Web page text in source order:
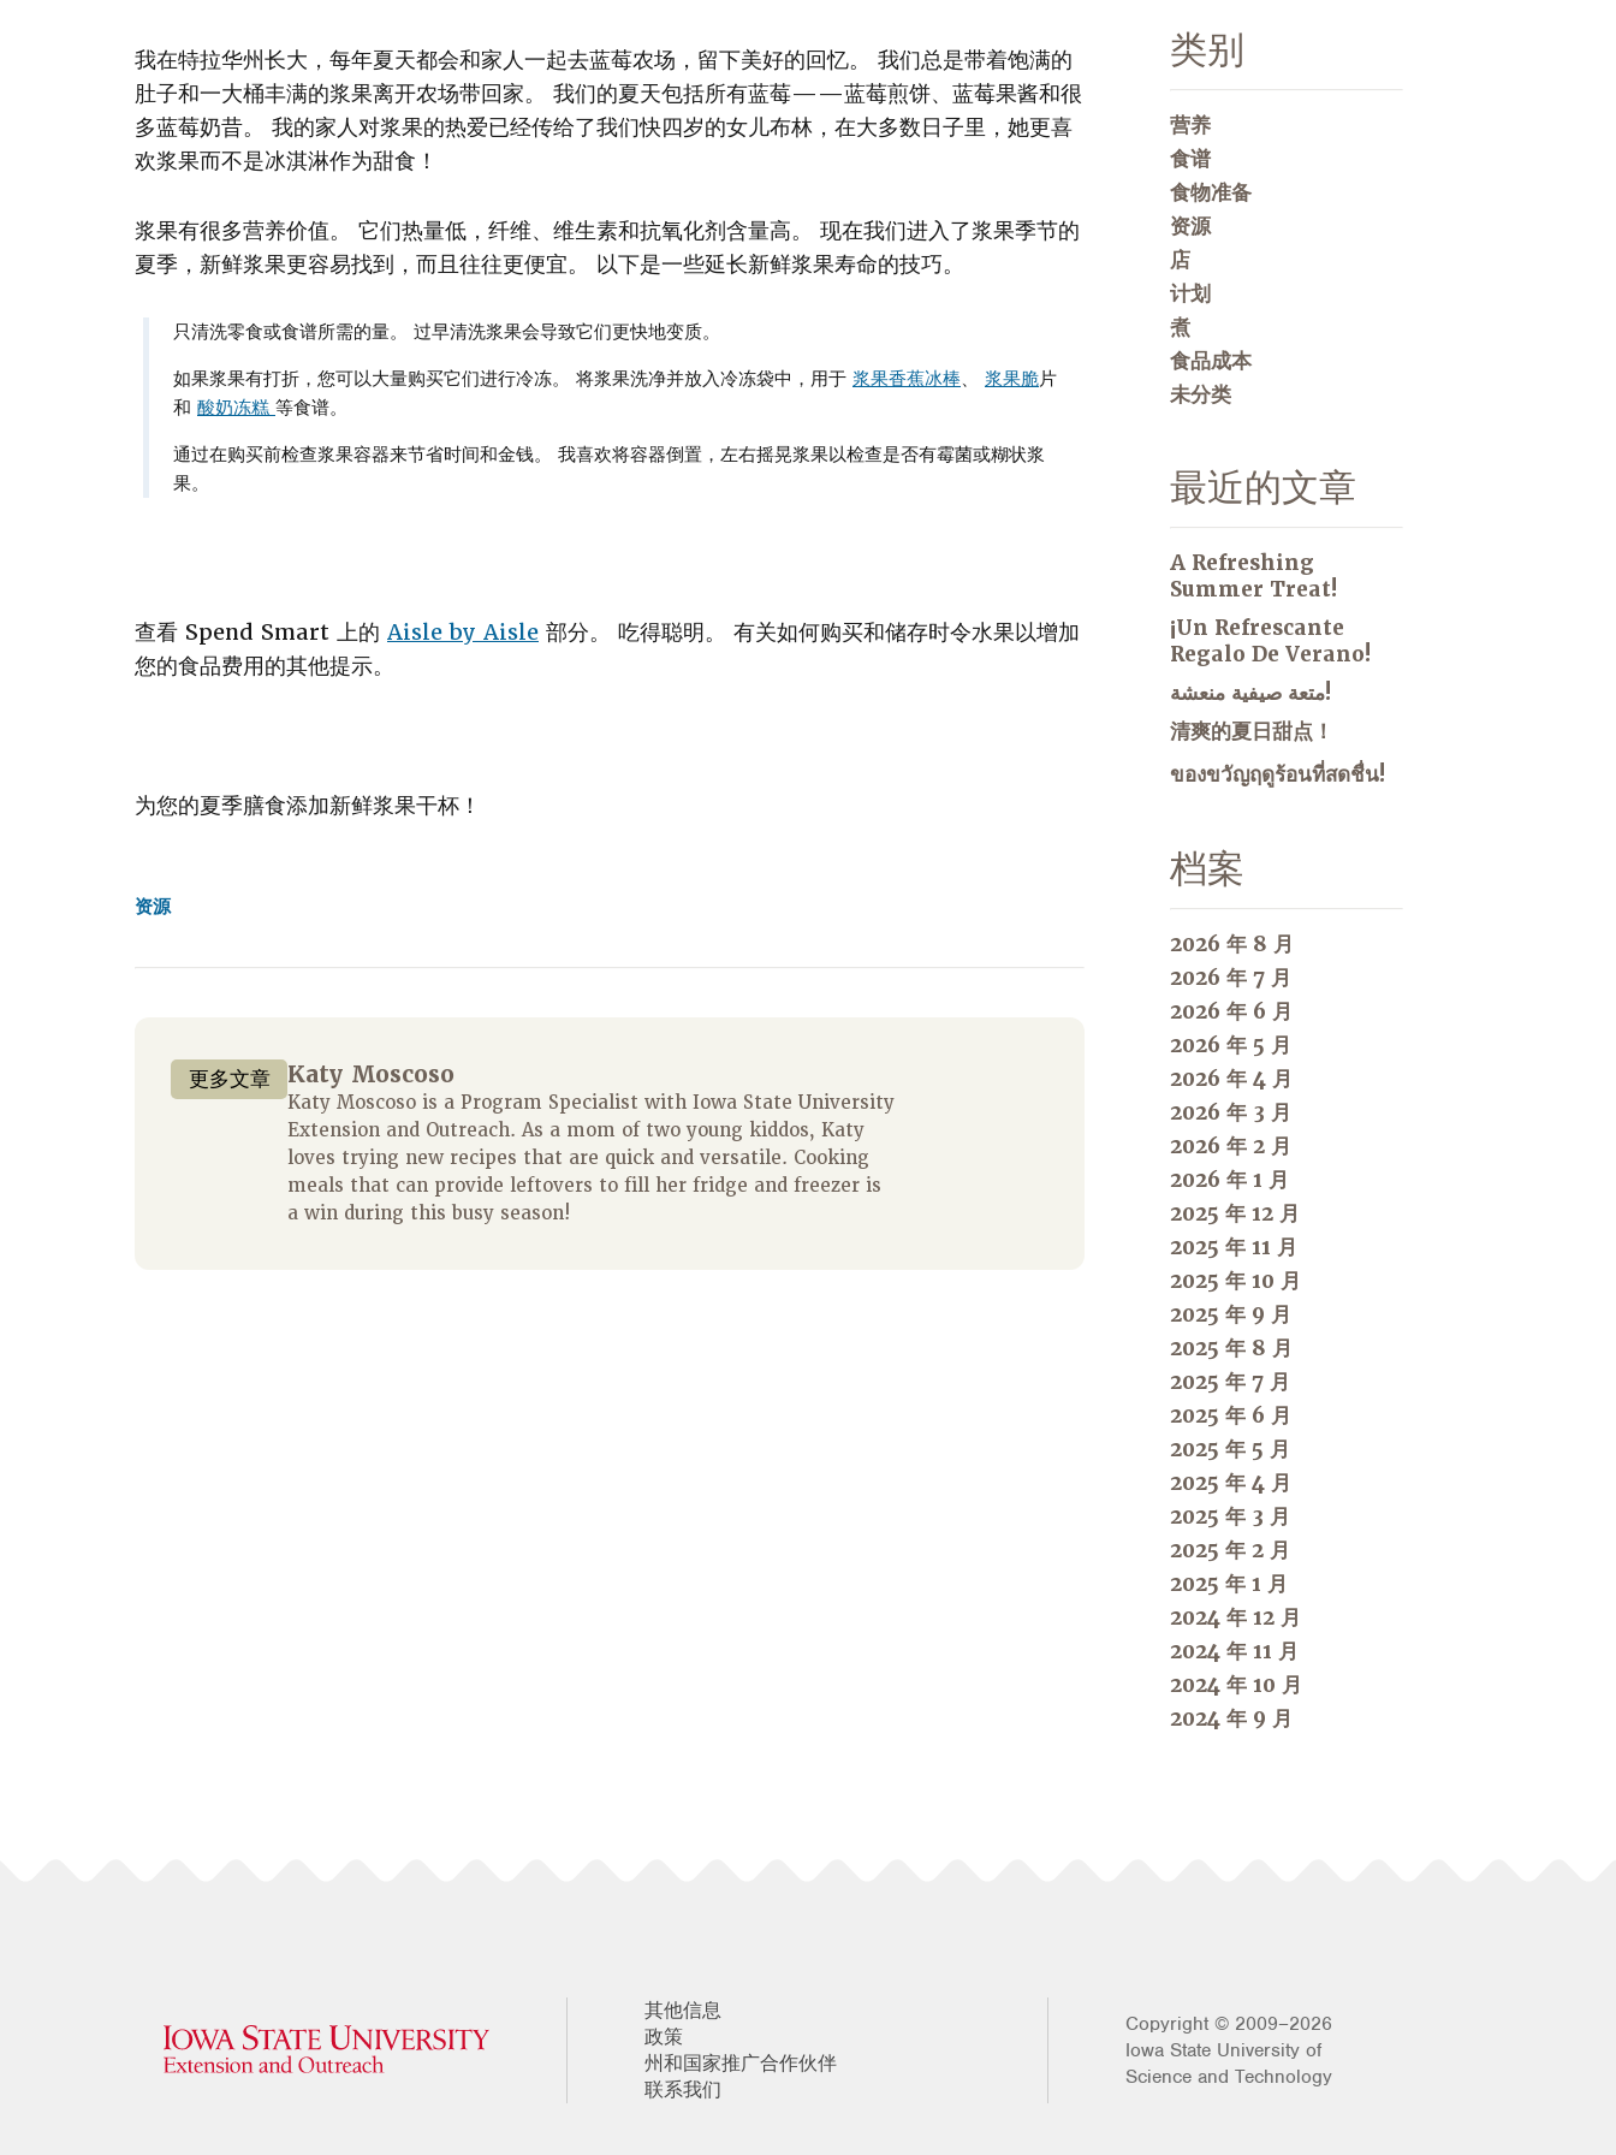
我在特拉华州长大，每年夏天都会和家人一起去蓝莓农场，留下美好的回忆。 我们总是带着饱满的
肚子和一大桶丰满的浆果离开农场带回家。 我们的夏天包括所有蓝莓——蓝莓煎饼、蓝莓果酱和很
多蓝莓奶昔。 我的家人对浆果的热爱已经传给了我们快四岁的女儿布林，在大多数日子里，她更喜
欢浆果而不是冰淇淋作为甜食！
浆果有很多营养价值。 它们热量低，纤维、维生素和抗氧化剂含量高。 现在我们进入了浆果季节的
夏季，新鲜浆果更容易找到，而且往往更便宜。 以下是一些延长新鲜浆果寿命的技巧。
只清洗零食或食谱所需的量。 过早清洗浆果会导致它们更快地变质。
如果浆果有打折，您可以大量购买它们进行冷冻。 将浆果洗净并放入冷冻袋中，用于 浆果香蕉冰棒、 浆果脆片
和 酸奶冻糕 等食谱。
通过在购买前检查浆果容器来节省时间和金钱。 我喜欢将容器倒置，左右摇晃浆果以检查是否有霉菌或糊状浆
果。
查看 Spend Smart 上的 Aisle by Aisle 部分。 吃得聪明。 有关如何购买和储存时令水果以增加
您的食品费用的其他提示。
为您的夏季膳食添加新鲜浆果干杯！
资源
更多文章 Katy Moscoso
Katy Moscoso is a Program Specialist with Iowa State University
Extension and Outreach. As a mom of two young kiddos, Katy
loves trying new recipes that are quick and versatile. Cooking
meals that can provide leftovers to fill her fridge and freezer is
a win during this busy season!
类别
营养
食谱
食物准备
资源
店
计划
煮
食品成本
未分类
最近的文章
A Refreshing
Summer Treat!
¡Un Refrescante
Regalo De Verano!
متعة صيفية منعشة!
清爽的夏日甜点！
ของขวัญฤดูร้อนที่สดชื่น!
档案
2026 年 8 月
2026 年 7 月
2026 年 6 月
2026 年 5 月
2026 年 4 月
2026 年 3 月
2026 年 2 月
2026 年 1 月
2025 年 12 月
2025 年 11 月
2025 年 10 月
2025 年 9 月
2025 年 8 月
2025 年 7 月
2025 年 6 月
2025 年 5 月
2025 年 4 月
2025 年 3 月
2025 年 2 月
2025 年 1 月
2024 年 12 月
2024 年 11 月
2024 年 10 月
2024 年 9 月
其他信息
政策
州和国家推广合作伙伴
联系我们
Copyright © 2009–2026
Iowa State University of
Science and Technology